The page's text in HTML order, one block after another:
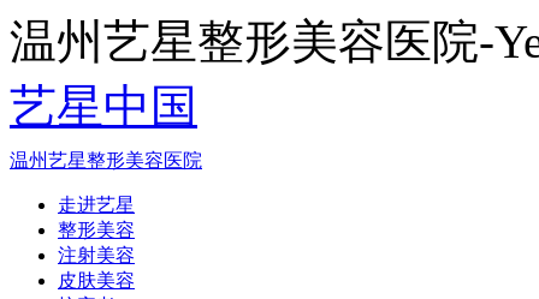
温州艺星整形美容医院-
艺星中国
温州艺星整形美容医院
走进艺星
整形美容
注射美容
皮肤美容